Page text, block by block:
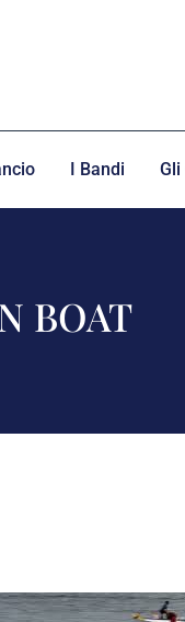
I Bandi Gli
BOAT